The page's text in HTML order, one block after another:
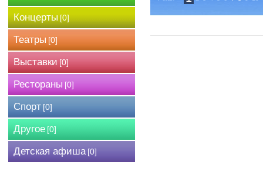
Концерты [0]
Театры [0]
Выставки [0]
Рестораны [0]
Спорт [0]
Другое [0]
Детская афиша [0]